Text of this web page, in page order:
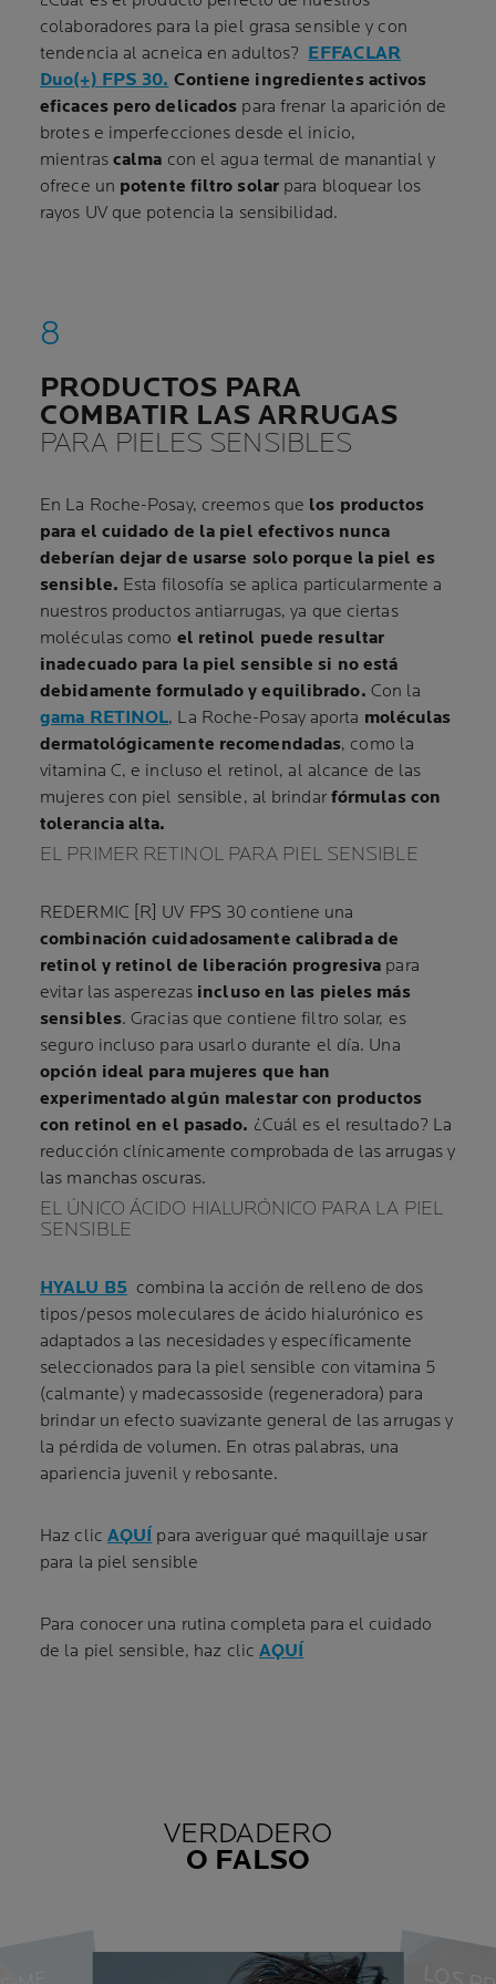
colaboradores para la piel grasa sensible y con
tendencia al acneica en adultos? EFFACLAR
Duo(+) FPS 30. Contiene ingredientes activos
eficaces pero delicados para frenar la aparición de
brotes e imperfecciones desde el inicio,
mientras calma con el agua termal de manantial y
ofrece un potente filtro solar para bloquear los
rayos UV que potencia la sensibilidad.
PRODUCTOS PARA
COMBATIR LAS ARRUGAS
PARA PIELES SENSIBLES
En La Roche-Posay, creemos que los productos
para el cuidado de la piel efectivos nunca
deberían dejar de usarse solo porque la piel es
sensible. Esta filosofía se aplica particularmente a
nuestros productos antiarrugas, ya que ciertas
moléculas como el retinol puede resultar
inadecuado para la piel sensible si no está
debidamente formulado y equilibrado. Con la
gama RETINOL, La Roche-Posay aporta moléculas
dermatológicamente recomendadas, como la
vitamina C, e incluso el retinol, al alcance de las
mujeres con piel sensible, al brindar fórmulas con
tolerancia alta.
EL PRIMER RETINOL PARA PIEL SENSIBLE
REDERMIC [R] UV FPS 30 contiene una
combinación cuidadosamente calibrada de
retinol y retinol de liberación progresiva para
evitar las asperezas incluso en las pieles más
sensibles. Gracias que contiene filtro solar, es
seguro incluso para usarlo durante el día. Una
opción ideal para mujeres que han
experimentado algún malestar con productos
con retinol en el pasado. ¿Cuál es el resultado? La
reducción clínicamente comprobada de las arrugas y
las manchas oscuras.
EL ÚNICO ÁCIDO HIALURÓNICO PARA LA PIEL
SENSIBLE
HYALU B5combina la acción de relleno de dos
tipos/pesos moleculares de ácido hialurónico es
adaptados a las necesidades y específicamente
seleccionados para la piel sensible con vitamina 5
(calmante) y madecassoside (regeneradora) para
brindar un efecto suavizante general de las arrugas y
la pérdida de volumen. En otras palabras, una
apariencia juvenil y rebosante.
Haz clic AQUÍ para averiguar qué maquillaje usar
para la piel sensible
Para conocer una rutina completa para el cuidado
de la piel sensible, haz clicAQUÍ
VERDADERO
O FALSO